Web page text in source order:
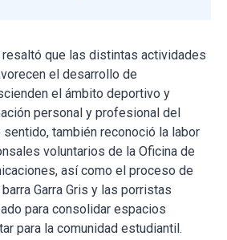
que las distintas actividades
el desarrollo de
el ámbito deportivo y
personal y profesional del
también reconoció la labor
voluntarios de la Oficina de
así como el proceso de
Garra Gris y las porristas
para consolidar espacios
para la comunidad estudiantil.